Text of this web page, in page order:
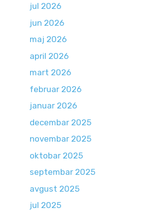
jul 2026
jun 2026
maj 2026
april 2026
mart 2026
februar 2026
januar 2026
decembar 2025
novembar 2025
oktobar 2025
septembar 2025
avgust 2025
jul 2025